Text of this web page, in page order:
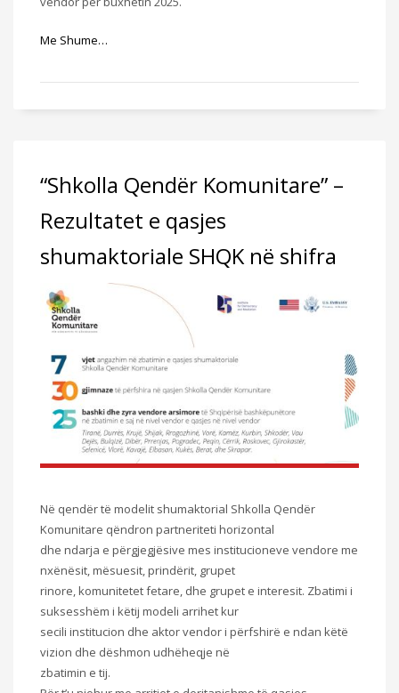
Me Shume…
“Shkolla Qendër Komunitare” –
Rezultatet e qasjes
shumaktoriale SHQK në shifra
Në qendër të modelit shumaktorial Shkolla Qendër
Komunitare qëndron partneriteti horizontal
dhe ndarja e përgjegjësive mes institucioneve vendore me
nxënësit, mësuesit, prindërit, grupet
rinore, komunitetet fetare, dhe grupet e interesit. Zbatimi i
suksesshëm i këtij modeli arrihet kur
secili institucion dhe aktor vendor i përfshirë e ndan këtë
vizion dhe dëshmon udhëheqje në
zbatimin e tij.